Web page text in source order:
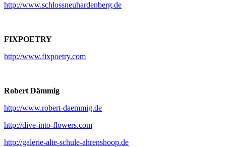
http://www.schlossneuhardenberg.de
FIXPOETRY
http://www.fixpoetry.com
Robert Dämmig
http://www.robert-daemmig.de
http://dive-into-flowers.com
http://galerie-alte-schule-ahrenshoop.de